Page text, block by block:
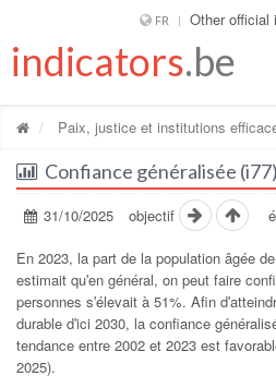
FR Other official
indicators.be
Paix, justice et institutions
Confiance généralisée (i77)
31/10/2025 objectif
En 2023, la part de la population âgée
estimait quʹen général, on peut faire
personnes sʹélevait à 51%. Afin
durable dʹici 2030, la confiance
tendance entre 2002 et 2023 est
2025).